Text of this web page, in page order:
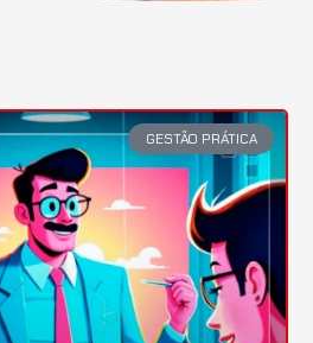
GESTÃO PRÁTICA